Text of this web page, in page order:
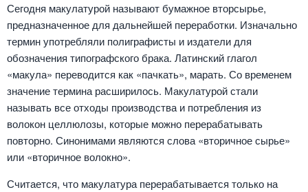
Сегодня макулатурой называют бумажное вторсырье,
предназначенное для дальнейшей переработки. Изначально
термин употребляли полиграфисты и издатели для
обозначения типографского брака. Латинский глагол
«макула» переводится как «пачкать», марать. Со временем
значение термина расширилось. Макулатурой стали
называть все отходы производства и потребления из
волокон целлюлозы, которые можно перерабатывать
повторно. Синонимами являются слова «вторичное сырье»
или «вторичное волокно».
Считается, что макулатура перерабатывается только на